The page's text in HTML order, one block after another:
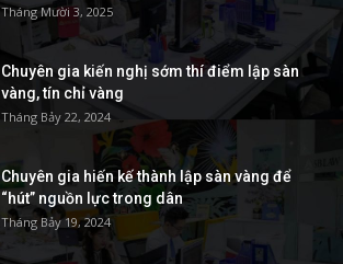
Tháng Mười 3, 2025
Chuyên gia kiến nghị sớm thí điểm lập sàn
vàng, tín chỉ vàng
Tháng Bảy 22, 2024
Chuyên gia hiến kế thành lập sàn vàng để
“hút” nguồn lực trong dân
Tháng Bảy 19, 2024